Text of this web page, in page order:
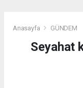
Anasayfa GÜNDEM
Seyahat